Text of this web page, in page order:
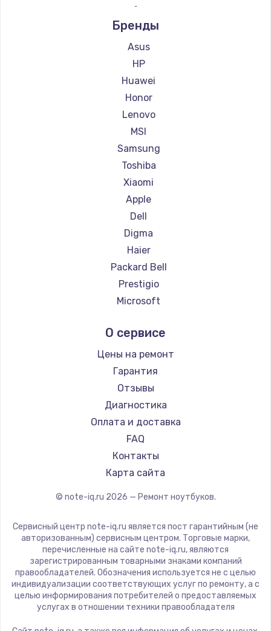
Ремонт ноутбуков Alienware
Ремонт ноутбуков Aquarius
Ремонт ноутбуков Gigabyte
Ремонт ноутбуков Aorus
Ремонт ноутбуков Maibenben
Ремонт ноутбуков Getac
Ремонт ноутбуков Epson
Ремонт ноутбуков Philips
Ремонт ноутбуков LG
Ремонт ноутбуков Panasonic
Ремонт ноутбуков Irbis
Ремонт ноутбуков Thunderobot
Ремонт ноутбуков Hasee
Ремонт ноутбуков ZTE
Ремонт ноутбуков Hiper
Ремонт ноутбуков Evga
Ремонт ноутбуков Google
Ремонт ноутбуков Echips
Ремонт ноутбуков Predator
Ремонт ноутбуков iru
Ремонт ноутбуков Machenike
Ремонт ноутбуков DEXP
Ремонт ноутбуков Teclast
Ремонт ноутбуков CHUWI
Ремонт ноутбуков Colorful
Бренды
Asus
HP
Huawei
Honor
Lenovo
MSI
Samsung
Toshiba
Xiaomi
Apple
Dell
Digma
Haier
Packard Bell
Prestigio
Microsoft
Aquarius
Gigabyte
Aorus
Maibenben
Getac
Epson
Philips
LG
Panasonic
ZTE
Hiper
Evga
Google
Echips
О сервисе
Цены на ремонт
Гарантия
Отзывы
Диагностика
Оплата и доставка
FAQ
Контакты
Карта сайта
© note-iq.ru 2026 — Ремонт ноутбуков.
Сервисный центр note-iq.ru является пост гарантийным (не
авторизованным) сервисным центром. Торговые марки,
перечисленные на сайте note-iq.ru, являются
зарегистрированным товарными знаками компаний
правообладателей. Обозначения используется не с целью
индивидуализации соответствующих услуг по ремонту, а с
целью информирования потребителей о предоставляемых
услугах в отношении техники правообладателя